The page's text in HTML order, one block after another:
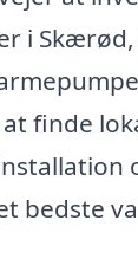
i
finde
bedste